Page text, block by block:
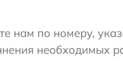
нам по номеру,
необходимых